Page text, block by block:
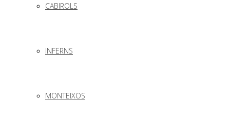
CABIROLS
INFERNS
MONTEIXOS